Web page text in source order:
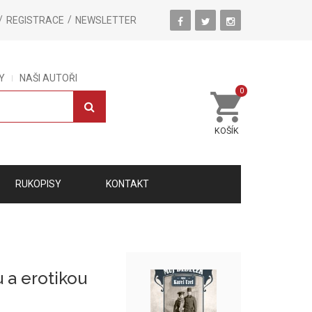
REGISTRACE NEWSLETTER
NAŠI AUTOŘI
KOŠÍK
0
RUKOPISY KONTAKT
a erotikou